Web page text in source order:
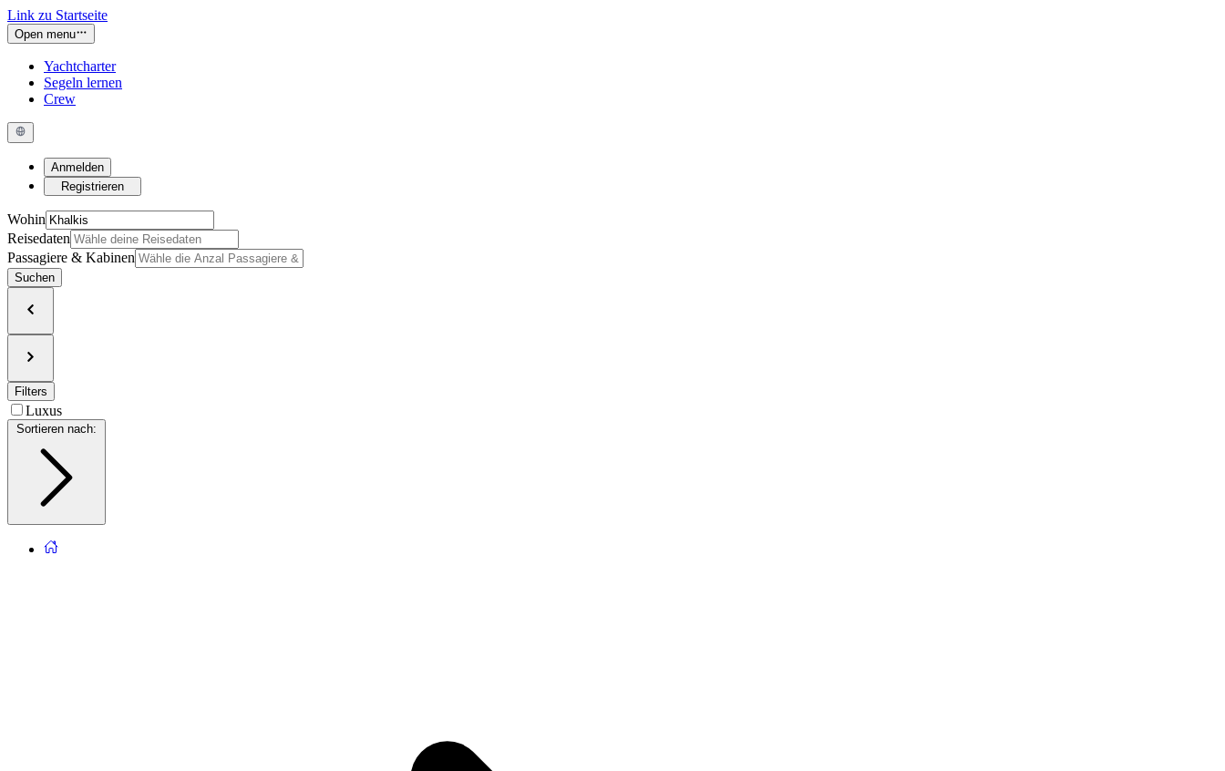
Link zu Startseite
Open menu
Yachtcharter
Segeln lernen
Crew
Anmelden
Registrieren
Wohin
Reisedaten
Passagiere & Kabinen
Suchen
Filters
Luxus
Sortieren nach